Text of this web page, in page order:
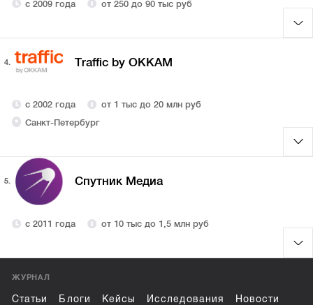
с 2009 года от 250 до 90 тыс руб
4. Traffic by OKKAM
с 2002 года
от 1 тыс до 20 млн руб
Санкт-Петербург
5. Спутник Медиа
с 2011 года от 10 тыс до 1,5 млн руб
ЖУРНАЛ
Статьи Блоги Кейсы Исследования Новости